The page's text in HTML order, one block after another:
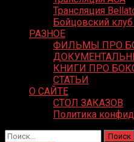
Трансляция
Бойцовский
РАЗНОЕ
ФИЛЬМЫ ПРО
КНИГИ ПРО
СТАТЬИ
О САЙТЕ
СТОЛ ЗАКАЗОВ
Политика
Найти: